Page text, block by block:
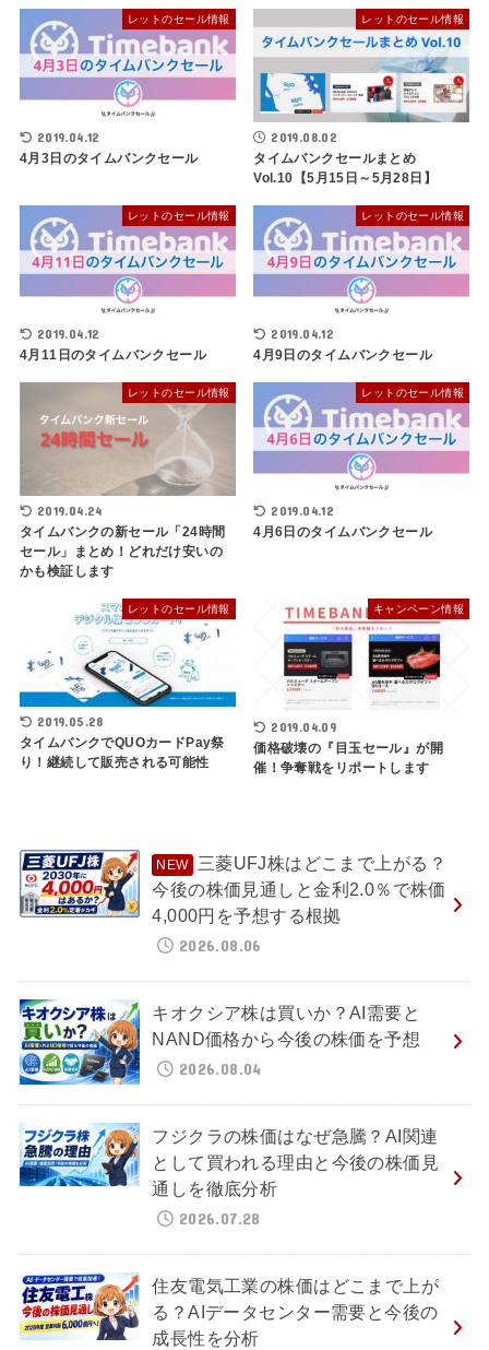
レットのセール情報
2019.04.12
4月3日のタイムバンクセール
レットのセール情報
2019.08.02
タイムバンクセールまとめ
Vol.10【5月15日～5月28日】
レットのセール情報
2019.04.12
4月11日のタイムバンクセール
レットのセール情報
2019.04.12
4月9日のタイムバンクセール
レットのセール情報
2019.04.24
タイムバンクの新セール「24時間
セール」まとめ！どれだけ安いの
かも検証します
レットのセール情報
2019.04.12
4月6日のタイムバンクセール
レットのセール情報
2019.05.28
タイムバンクでQUOカードPay祭
り！継続して販売される可能性
キャンペーン情報
2019.04.09
価格破壊の『目玉セール』が開
催！争奪戦をリポートします
三菱UFJ株はどこまで上がる？
今後の株価見通しと金利2.0％で株価
4,000円を予想する根拠
2026.08.06
キオクシア株は買いか？AI需要と
NAND価格から今後の株価を予想
2026.08.04
フジクラの株価はなぜ急騰？AI関連
として買われる理由と今後の株価見
通しを徹底分析
2026.07.28
住友電気工業の株価はどこまで上が
る？AIデータセンター需要と今後の
成長性を分析